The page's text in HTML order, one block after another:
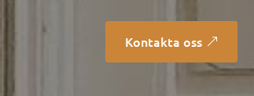
Kontakta oss